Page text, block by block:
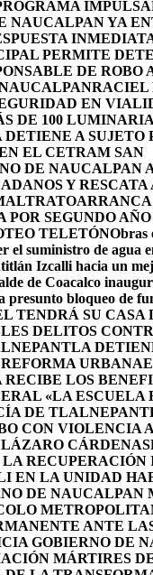
NAUCALPAN YA
PERMITE
DE ROBO
RACIEL
EN
DE 100
A SUJETO
EL CETRAM SAN
DE NAUCALPAN
Y RESCATA
POR SEGUNDO
TELETÓNObras
el suministro de agua
Izcalli hacia un
de Coacalco
presunto bloqueo de
TENDRÁ SU CASA
DELITOS
URBANA
LOS
«LA ESCUELA
DE
CON VIOLENCIA
CÁRDENAS
RECUPERACIÓN
EN LA UNIDAD
DE NAUCALPAN
ANTE
GOBIERNO DE
MÁRTIRES